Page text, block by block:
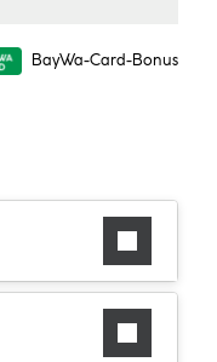
BayWa-Card-Bonus